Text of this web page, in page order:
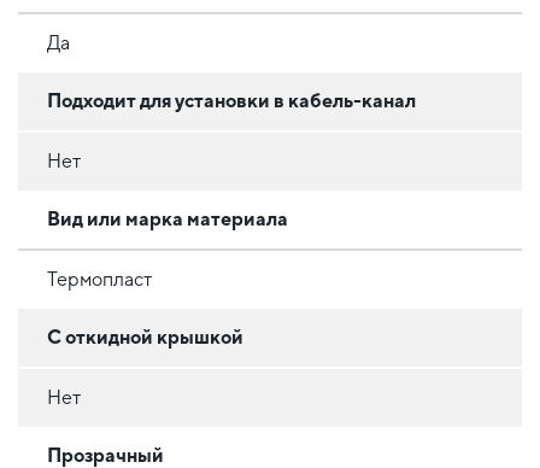
Да
Подходит для установки в кабель-канал
Нет
Вид или марка материала
Термопласт
С откидной крышкой
Нет
Прозрачный